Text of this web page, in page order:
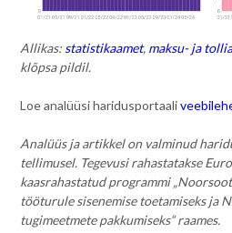
Allikas: statistikaamet, maksu- ja
klõpsa pildil.
Loe analüüsi haridusportaali
Analüüs ja artikkel on valminud
tellimusel. Tegevusi rahastatakse
kaasrahastatud programmi
tööturule sisenemise toetamiseks ja
tugimeetmete pakkumiseks“ raames.